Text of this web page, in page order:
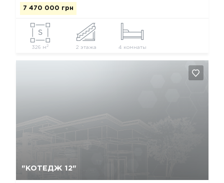
7 470 000 грн
326 м2 2 этажа 4 комнаты
"КОТЕДЖ 12"